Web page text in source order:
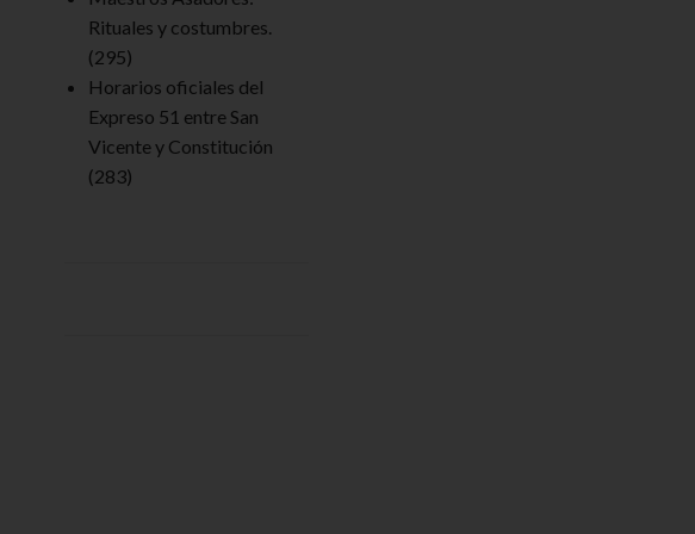
Rituales y costumbres.
(295)
Horarios oficiales del
Expreso 51 entre San
Vicente y Constitución
(283)